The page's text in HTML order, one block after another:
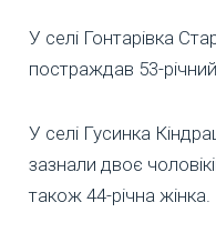
У селі Гонтарівка
постраждав 53-річний
У селі Гусинка
зазнали двоє
також 44-річна жінка.